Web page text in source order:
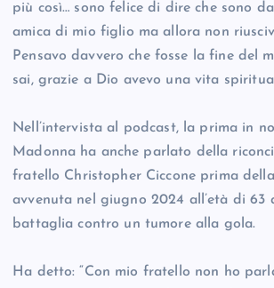
più così… sono felice di dire che sono
amica di mio figlio ma allora non
Pensavo davvero che fosse la fine del
sai, grazie a Dio avevo una vita
Nell’intervista al podcast, la prima in
Madonna ha anche parlato della
fratello Christopher Ciccone prima
avvenuta nel giugno 2024 all’età di 63
battaglia contro un tumore alla gola.
Ha detto: “Con mio fratello non ho